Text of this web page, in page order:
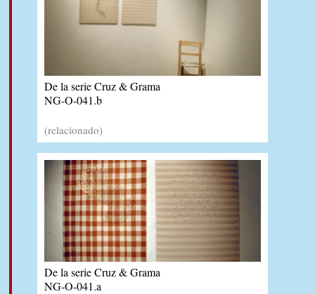
De la serie Cruz & Grama
NG-O-041.b
(relacionado)
De la serie Cruz & Grama
NG-O-041.a